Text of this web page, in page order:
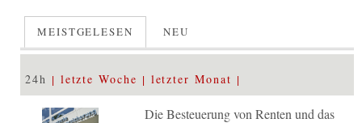
MEISTGELESEN NEU
24h letzte Woche letzter Monat
Die Besteuerung von Renten und das